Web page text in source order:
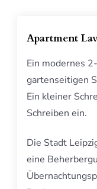
Apartment
Ein modernes
gartenseitigen
Ein kleiner
Schreiben ein.
Die Stadt
eine